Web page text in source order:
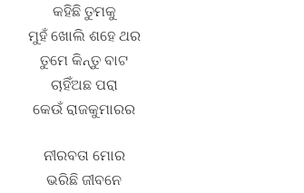
କହିଛି ତୁମକୁ
ମୁହଁ ଖୋଲି ଶହେ ଥର
ତୁମେ କିନ୍ତୁ ବାଟ
ଚାହିଁଅଛ ପରା
କେଉଁ ରାଜକୁମାରର
ନୀରବତା ମୋର
ଭରିଛି ଜୀବନେ